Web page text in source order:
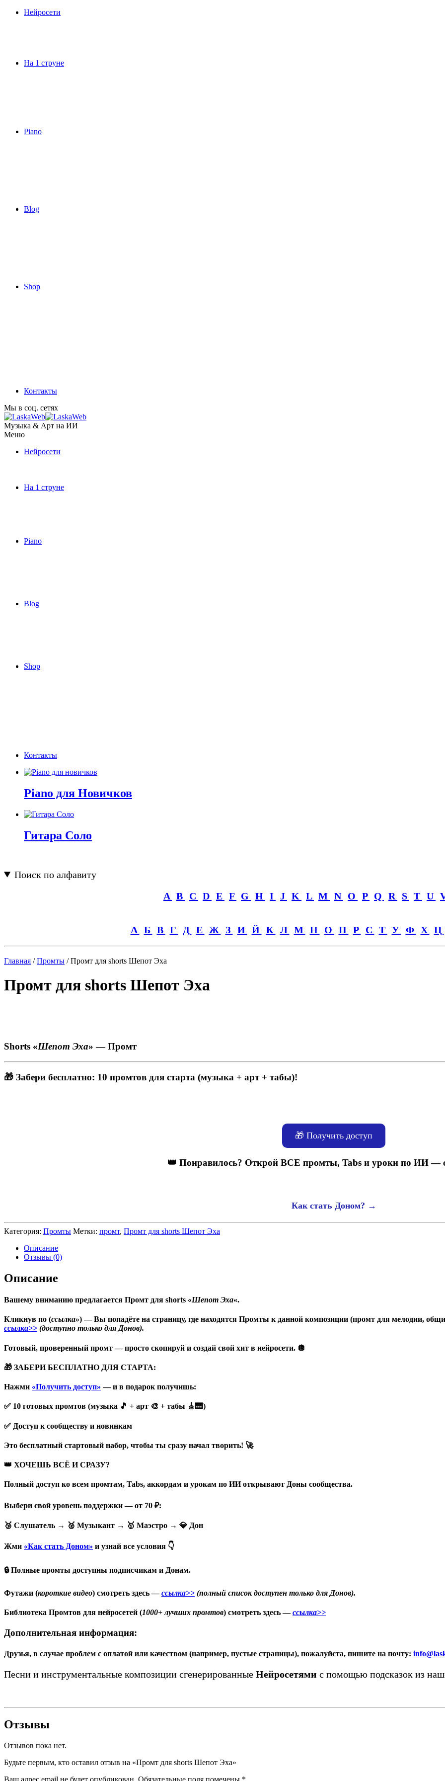
Нейросети
На 1 струне
Piano
Blog
Shop
Контакты
Мы в соц. сетях
Музыка & Арт на ИИ
Меню
Нейросети
На 1 струне
Piano
Blog
Shop
Контакты
Piano для Новичков
Гитара Соло
Поиск по алфавиту
A B C D E F G H I J K L M N O P Q R S T U
А Б В Г Д Е Ж З И Й К Л М Н О П Р С Т У Ф Х Ц
Главная /Промты / Промт для shorts Шепот Эха
Промт для shorts Шепот Эха
Shorts «Шепот Эха» — Промт
🎁 Забери бесплатно: 10 промтов для старта (музыка + арт + табы)!
🎁 Получить доступ
👑 Понравилось? Открой ВСЕ промты, Tabs и уроки по ИИ —
Как стать Доном? →
Категория: Промты Метки: промт, Промт для shorts Шепот Эха
Описание
Отзывы (0)
Описание
Вашему вниманию предлагается Промт для shorts «Шепот Эха«.
Кликнув по (ссылка») — Вы попадёте на страницу, где находятся Промты к данной композиции (промт для мелодии,
ссылка>> (доступно только для Донов).
Готовый, проверенный промт — просто скопируй и создай свой хит в нейросети. 🪩
🎁 ЗАБЕРИ БЕСПЛАТНО ДЛЯ СТАРТА:
Нажми «Получить доступ» — и в подарок получишь:
✅ 10 готовых промтов (музыка 🎵 + арт 🎨 + табы 🎸🎹)
✅ Доступ к сообществу и новинкам
Это бесплатный стартовый набор, чтобы ты сразу начал творить! 🚀
👑 ХОЧЕШЬ ВСЁ И СРАЗУ?
Полный доступ ко всем промтам, Tabs, аккордам и урокам по ИИ открывают Доны сообщества.
Выбери свой уровень поддержки — от 70 ₽:
🥉 Слушатель → 🥈 Музыкант → 🥇 Маэстро → 💎 Дон
Жми «Как стать Доном» и узнай все условия 👇
🔒 Полные промты доступны подписчикам и Донам.
Футажи (короткие видео) смотреть здесь —ссылка>> (полный список доступен только для Донов).
Библиотека Промтов для нейросетей (1000+ лучших промтов) смотреть здесь —ссылка>>
Дополнительная информация:
Друзья, в случае проблем с оплатой или качеством (например, пустые страницы), пожалуйста, пишите на почту:
Песни и инструментальные композиции сгенерированные Нейросетями с помощью подсказок из
Отзывы
Отзывов пока нет.
Будьте первым, кто оставил отзыв на «Промт для shorts Шепот Эха»
Ваш адрес email не будет опубликован. Обязательные поля помечены *